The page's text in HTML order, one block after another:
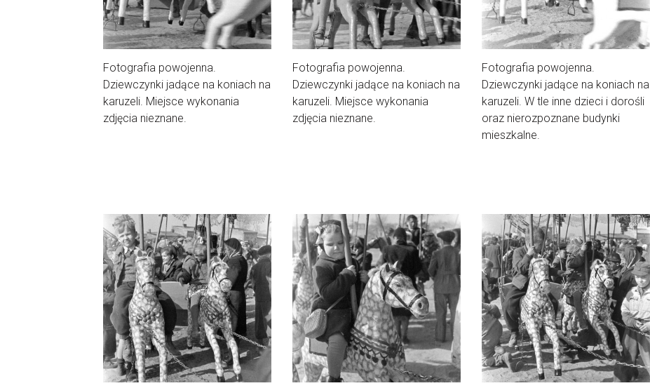
Fotografia powojenna.
Dziewczynki jadące na koniach na
karuzeli. Miejsce wykonania
zdjęcia nieznane.
Fotografia powojenna.
Dziewczynki jadące na koniach na
karuzeli. Miejsce wykonania
zdjęcia nieznane.
Fotografia powojenna.
Dziewczynki jadące na koniach na
karuzeli. W tle inne dzieci i dorośli
oraz nierozpoznane budynki
mieszkalne.